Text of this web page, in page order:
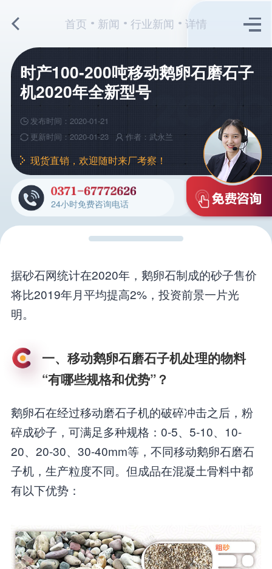
首页 新闻 行业新闻 详情
时产100-200吨移动鹅卵石磨石子
机2020年全新型号
发布时间：2020-01-21
更新时间：2020-01-23
作者：武永兰
现货直销，欢迎随时来厂考察！
24小时免费咨询电话
据砂石网统计在2020年，鹅卵石制成的砂子售价
将比2019年月平均提高2%，投资前景一片光
明。
一、移动鹅卵石磨石子机处理的物料
“有哪些规格和优势”？
鹅卵石在经过移动磨石子机的破碎冲击之后，粉
碎成砂子，可满足多种规格：0-5、5-10、10-
20、20-30、30-40mm等，不同移动鹅卵石磨石
子机，生产粒度不同。但成品在混凝土骨料中都
有以下优势：